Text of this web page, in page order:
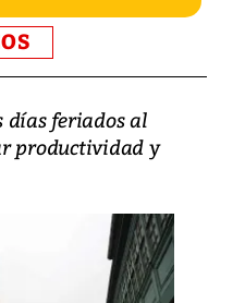
días feriados al
productividad y